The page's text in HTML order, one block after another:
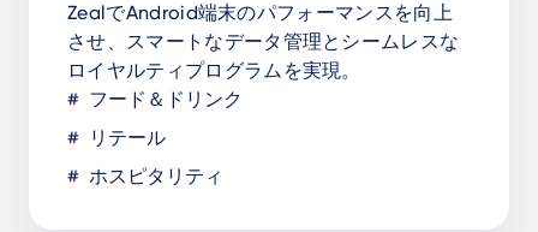
ZealでAndroid端末のパフォーマンスを向上
させ、スマートなデータ管理とシームレスな
ロイヤルティプログラムを実現。
フード＆ドリンク
リテール
ホスピタリティ